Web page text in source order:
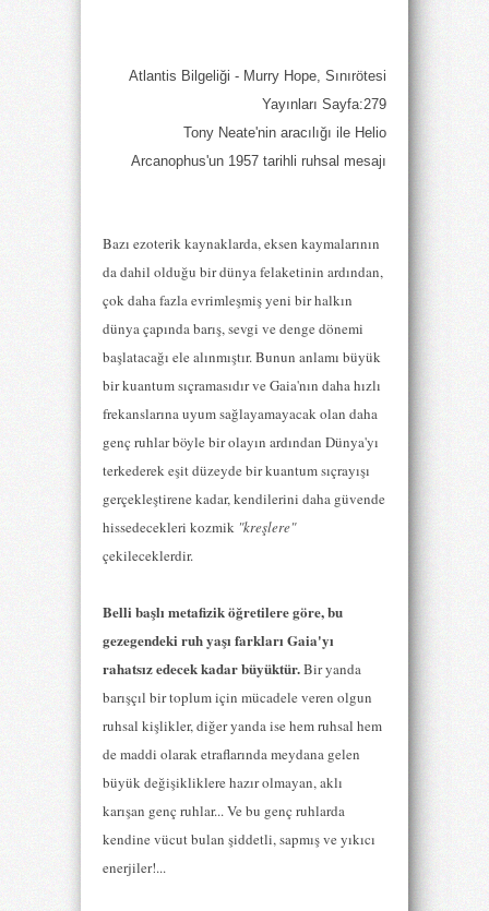
Atlantis Bilgeliği - Murry Hope, Sınırötesi
Yayınları Sayfa:279
Tony Neate'nin aracılığı ile Helio
Arcanophus'un 1957 tarihli ruhsal mesajı
Bazı ezoterik kaynaklarda, eksen kaymalarının
da dahil olduğu bir dünya felaketinin ardından,
çok daha fazla evrimleşmiş yeni bir halkın
dünya çapında barış, sevgi ve denge dönemi
başlatacağı ele alınmıştır. Bunun anlamı büyük
bir kuantum sıçramasıdır ve Gaia'nın daha hızlı
frekanslarına uyum sağlayamayacak olan daha
genç ruhlar böyle bir olayın ardından Dünya'yı
terkederek eşit düzeyde bir kuantum sıçrayışı
gerçekleştirene kadar, kendilerini daha güvende
hissedecekleri kozmik "kreşlere"
çekileceklerdir.
Belli başlı metafizik öğretilere göre, bu
gezegendeki ruh yaşı farkları Gaia'yı
rahatsız edecek kadar büyüktür.Bir yanda
barışçıl bir toplum için mücadele veren olgun
ruhsal kişlikler, diğer yanda ise hem ruhsal hem
de maddi olarak etraflarında meydana gelen
büyük değişikliklere hazır olmayan, aklı
karışan genç ruhlar... Ve bu genç ruhlarda
kendine vücut bulan şiddetli, sapmış ve yıkıcı
enerjiler!...